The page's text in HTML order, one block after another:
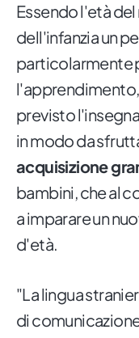
Essendo l'età
dell'infanzia un
particolarmente
previsto
in modo da
acquisizione
bambini, che al
a imparare un
d'età.
"La lingua
di